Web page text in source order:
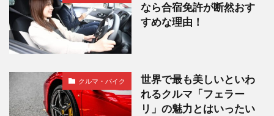
なら合宿免許が断然おす
すめな理由！
クルマ・バイク
世界で最も美しいといわ
れるクルマ「フェラー
リ」の魅力とはいったい